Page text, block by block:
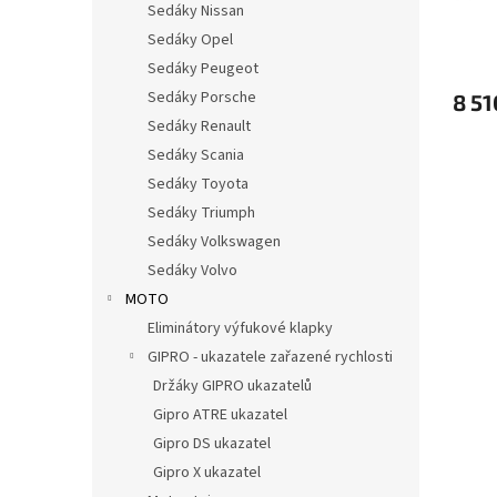
Sedáky Nissan
Sedáky Opel
Sedáky Peugeot
Sedáky Porsche
Sedáky Renault
Sedáky Scania
Sedáky Toyota
Sedáky Triumph
Sedáky Volkswagen
Sedáky Volvo
MOTO
Eliminátory výfukové klapky
GIPRO - ukazatele zařazené rychlosti
Držáky GIPRO ukazatelů
Gipro ATRE ukazatel
Gipro DS ukazatel
Gipro X ukazatel
8